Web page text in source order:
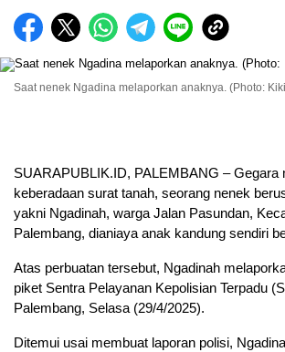
Saat nenek Ngadina melaporkan anaknya. (Photo:
SUARAPUBLIK.ID, PALEMBANG – Gegara
keberadaan surat tanah, seorang nenek
yakni Ngadinah, warga Jalan Pasundan,
Palembang, dianiaya anak kandung sendiri
Atas perbuatan tersebut, Ngadinah
piket Sentra Pelayanan Kepolisian Terpadu
Palembang, Selasa (29/4/2025).
Ditemui usai membuat laporan polisi,